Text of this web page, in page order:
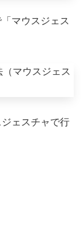
マウスジェス
ェスチャで行